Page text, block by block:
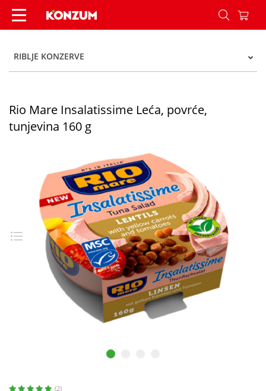
Rio mare tunj salata leća 160g - Konzum
RIBLJE KONZERVE
Rio Mare Insalatissime Leća, povrće,
tunjevina 160 g
(2)